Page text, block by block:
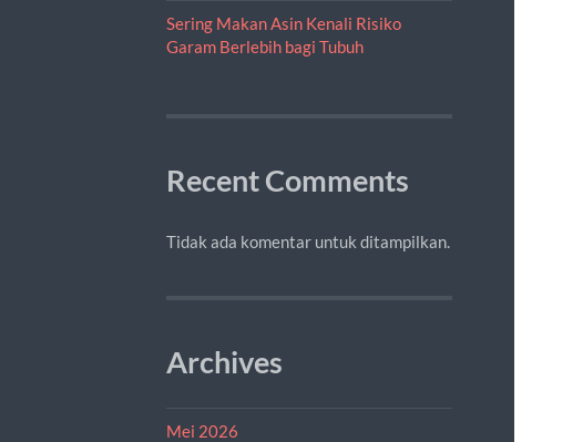
Sering Makan Asin Kenali Risiko
Garam Berlebih bagi Tubuh
Recent Comments
Tidak ada komentar untuk ditampilkan.
Archives
Mei 2026